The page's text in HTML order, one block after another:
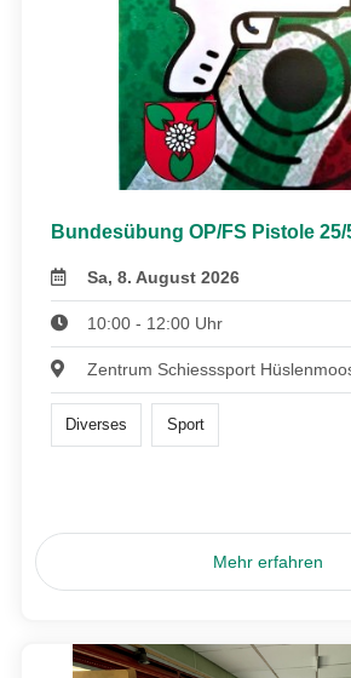
Bundesübung OP/FS Pistole 25/
Sa, 8. August 2026
10:00 - 12:00 Uhr
Zentrum Schiesssport
Diverses Sport
Mehr erfahren